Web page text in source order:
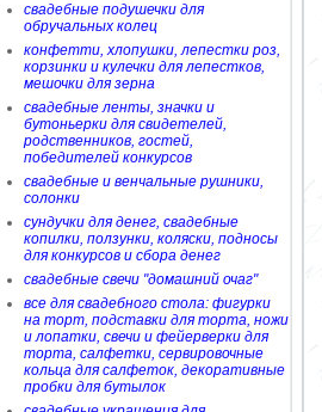
свадебные подушечки для
обручальных колец
конфетти, хлопушки, лепестки роз,
корзинки и кулечки для лепестков,
мешочки для зерна
свадебные ленты, значки и
бутоньерки для свидетелей,
родственников, гостей,
победителей конкурсов
свадебные и венчальные рушники,
солонки
сундучки для денег, свадебные
копилки, ползунки, коляски, подносы
для конкурсов и сбора денег
свадебные свечи "домашний очаг"
все для свадебного стола: фигурки
на торт, подставки для торта, ножи
и лопатки, свечи и фейерверки для
торта, салфетки, сервировочные
кольца для салфеток, декоративные
пробки для бутылок